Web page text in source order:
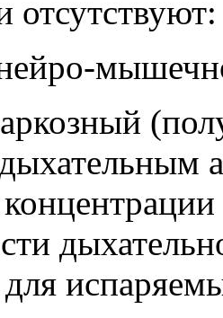
отсутствуют: